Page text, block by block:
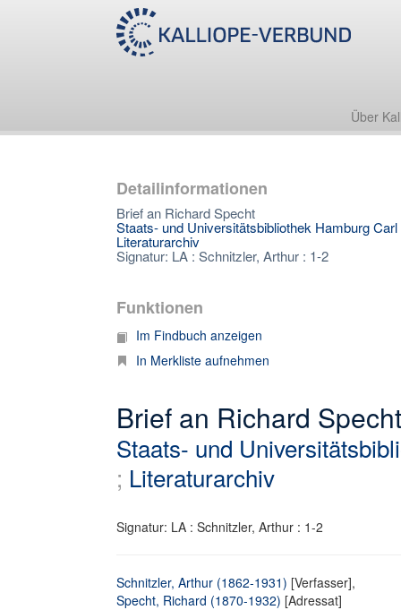
Über
Detailinformationen
Brief an Richard Specht
Staats- und Universitätsbibliothek Hamburg
Literaturarchiv
Signatur: LA : Schnitzler, Arthur : 1-2
Funktionen
Im Findbuch anzeigen
In Merkliste aufnehmen
Brief an Richard Specht
Staats- und
; Literaturarchiv
Signatur: LA : Schnitzler, Arthur : 1-2
Schnitzler, Arthur (1862-1931) [Verfasser],
Specht, Richard (1870-1932) [Adressat]